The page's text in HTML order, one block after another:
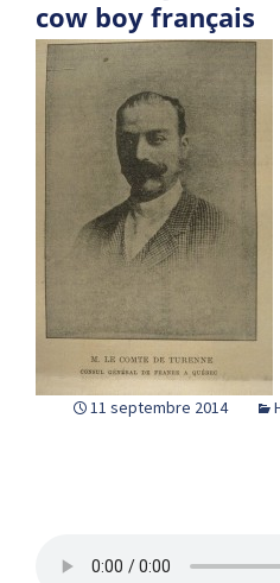
cow boy français
11 septembre 2014